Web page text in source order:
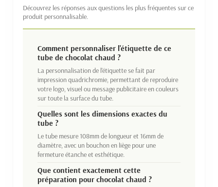
Découvrez les réponses aux questions les plus fréquentes sur ce
produit personnalisable.
Comment personnaliser l'étiquette de ce
tube de chocolat chaud ?
La personnalisation de l'étiquette se fait par
impression quadrichromie, permettant de reproduire
votre logo, visuel ou message publicitaire en couleurs
sur toute la surface du tube.
Quelles sont les dimensions exactes du
tube ?
Le tube mesure 108mm de longueur et 16mm de
diamètre, avec un bouchon en liège pour une
fermeture étanche et esthétique.
Que contient exactement cette
préparation pour chocolat chaud ?